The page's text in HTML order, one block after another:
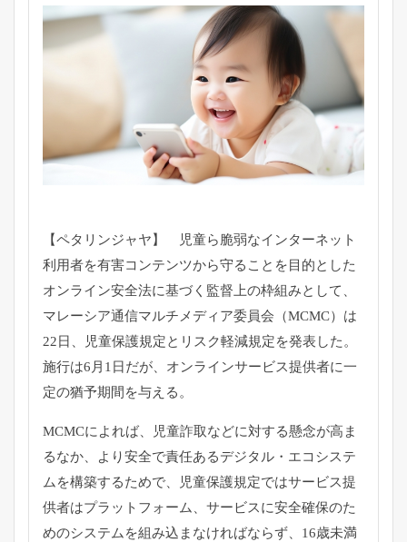
【ペタリンジャヤ】 児童ら脆弱なインターネット
利用者を有害コンテンツから守ること を目的とした
オンライン安全法に基づく監督上の枠組みとして、
マレーシア通信マルチメディア委員会（MCMC）は
22日、
児童保護規定とリスク軽減規定を発表した。
施行は6月1日だが、 オンラインサービス提供者に一
定の猶予期間を与える。
MCMCによれば、児童詐取などに対する懸念が高ま
るなか、
より安全で責任あるデジタル・エコシステ
ムを構築するためで、
児童保護規定ではサービス提
供者はプラットフォーム、 サービスに安全確保のた
めのシステムを組み込まなければならず、 16歳未満